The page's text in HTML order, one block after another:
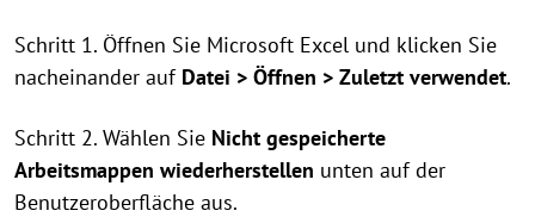
Schritt 1. Öffnen Sie Microsoft Excel und klicken Sie
nacheinander auf Datei > Öffnen > Zuletzt verwendet.
Schritt 2. Wählen Sie Nicht gespeicherte
Arbeitsmappen wiederherstellen unten auf der
Benutzeroberfläche aus.